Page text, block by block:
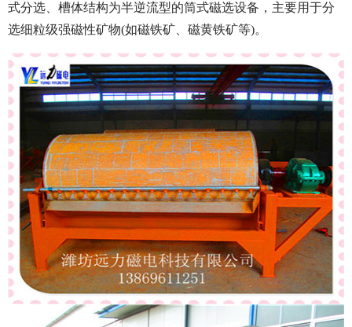
式分选、槽体结构为半逆流型的筒式磁选设备，主要用于分
选细粒级强磁性矿物(如磁铁矿、磁黄铁矿等)。